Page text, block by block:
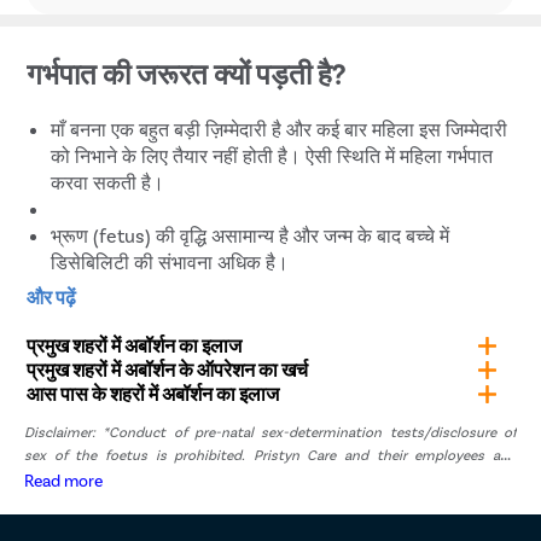
गर्भपात की जरूरत क्यों पड़ती है?
माँ बनना एक बहुत बड़ी ज़िम्मेदारी है और कई बार महिला इस जिम्मेदारी
को निभाने के लिए तैयार नहीं होती है। ऐसी स्थिति में महिला गर्भपात
करवा सकती है।
भ्रूण (fetus) की वृद्धि असामान्य है और जन्म के बाद बच्चे में
डिसेबिलिटी की संभावना अधिक है।
बलात्कार या यौन उत्पीड़न के परिणामस्वरूप महिला गर्भवती हुई हो।
कई बार अनचाही गर्भावस्था हो जाती है, इसलिए महिलाएं गर्भपात करवा
लेती हैं।
गर्भाशय के बाहर भ्रूण निर्माण होने पर गर्भपात करवाना बहुत जरूरी हो
जाता है।
दिल्ली में Pristyn Care से कराएं सुरक्षित गर्भपात
और पढ़ें
प्रमुख शहरों में अबॉर्शन का इलाज
प्रमुख शहरों में अबॉर्शन के ऑपरेशन का खर्च
आस पास के शहरों में अबॉर्शन का इलाज
Disclaimer: *Conduct of pre-natal sex-determination tests/disclosure of
sex of the foetus is prohibited. Pristyn Care and their employees and
representatives have zero tolerance for pre-natal sex determination tests or
Read more